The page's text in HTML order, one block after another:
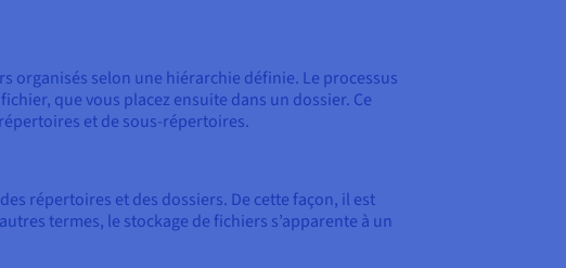
organisés selon une hiérarchie définie. Le processus
que vous placez ensuite dans un dossier. Ce
et de sous-répertoires.
répertoires et des dossiers. De cette façon, il est
termes, le stockage de fichiers s’apparente à un